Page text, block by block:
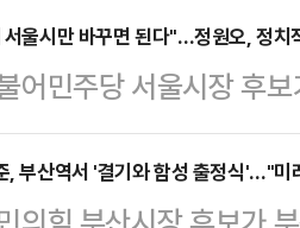
박빙 열세"라며 주민
다', '한동훈 후보 돕지
…
백화점 앞에서 열린 출
지 못해 동료 의원들과
왜 뭉쳐서 오만한 정권
따끔한 질책을 받았다"
울시만 바꾸면 된다"…정원오, 정치
어민주당 서울시장 후
된다"며 지지를 호소
행한 출정식에서 "이번
, 부산역서 '결기와 함성 출정식'…"미